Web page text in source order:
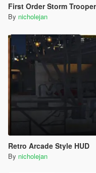
First Order Storm
By nicholejan
Retro Arcade Style HUD
By nicholejan